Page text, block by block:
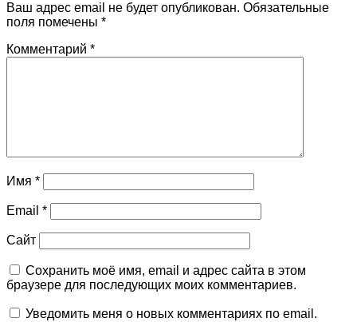
Ваш адрес email не будет опубликован. Обязательные
поля помечены *
Комментарий *
Имя *
Email *
Сайт
Сохранить моё имя, email и адрес сайта в этом
браузере для последующих моих комментариев.
Уведомить меня о новых комментариях по email.